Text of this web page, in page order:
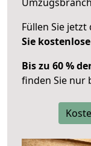
Füllen Sie
Sie
Bis zu 60 %
finden Sie nur